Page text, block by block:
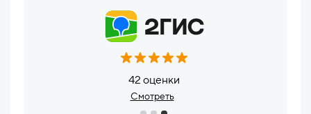
106 оценок
Смотреть